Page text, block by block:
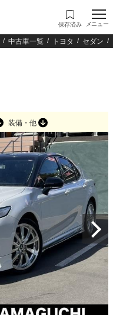
保存済み メニュー
中古車一覧 トヨタ セダン
装備・他